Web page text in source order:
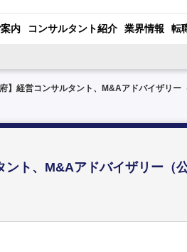
内 コンサルタント紹介 業界情報 転
府】経営コンサルタント、M&Aアドバイザリ
ント、M&Aアドバイザリー（